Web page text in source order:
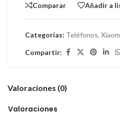
Comparar Añadir a
Categorías: Teléfonos,
Compartir:
Valoraciones (0)
Valoraciones